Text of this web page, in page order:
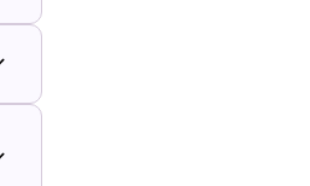
pas à choisir un programme.
Tous les logements neufs
en matière de